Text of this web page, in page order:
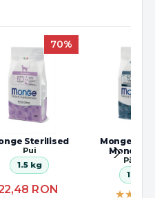
70%
Sterilised
Pui
1.5 kg
RON
Monge
Păstrăv
1.5 kg